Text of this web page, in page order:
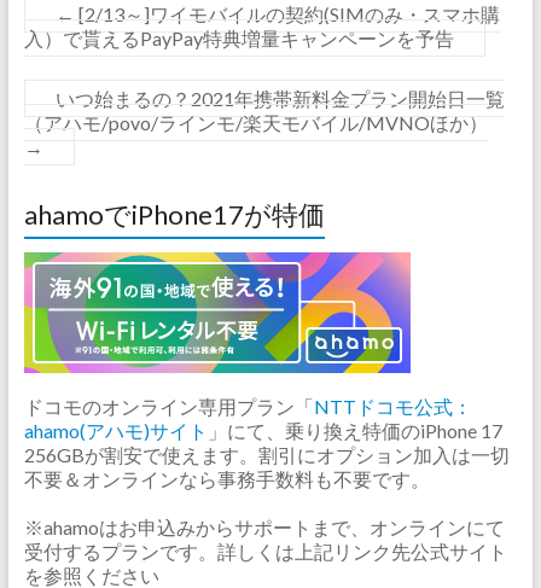
← [2/13～]ワイモバイルの契約(SIMのみ・スマホ購
入）で貰えるPayPay特典増量キャンペーンを予告
いつ始まるの？2021年携帯新料金プラン開始日一覧
（アハモ/povo/ラインモ/楽天モバイル/MVNOほか）
→
ahamoでiPhone17が特価
ドコモのオンライン専用プラン「NTTドコモ公式：
ahamo(アハモ)サイト 」にて、乗り換え特価のiPhone 17
256GBが割安で使えます。割引にオプション加入は一切
不要＆オンラインなら事務手数料も不要です。
※ahamoはお申込みからサポートまで、オンラインにて
受付するプランです。詳しくは上記リンク先公式サイト
を参照ください